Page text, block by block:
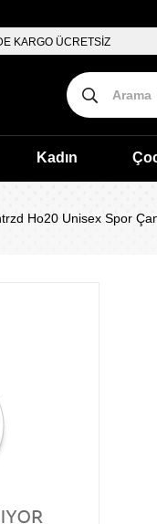
KARGO ÜCRETSİZ
Kadın
Ho20 Unisex Spor